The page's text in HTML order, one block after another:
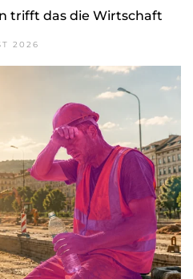
trifft das die Wirtschaft
2026